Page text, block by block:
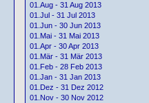
01.Aug - 31 Aug 2013
01.Jul - 31 Jul 2013
01.Jun - 30 Jun 2013
01.Mai - 31 Mai 2013
01.Apr - 30 Apr 2013
01.Mär - 31 Mär 2013
01.Feb - 28 Feb 2013
01.Jan - 31 Jan 2013
01.Dez - 31 Dez 2012
01.Nov - 30 Nov 2012